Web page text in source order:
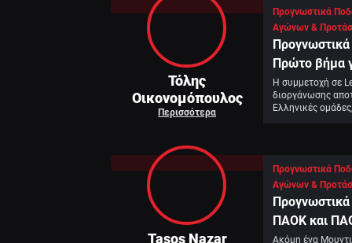
Τόλης
Οικονομόπουλος
Περισσότερα
Προγνωστικά
Αγώνων &
Πρώτο βήμα
Η συμμετοχή σε
διοργάνωσης
Ελληνικές
Tasos Nazar
Προγνωστικά
Αγώνων &
ΠΑΟΚ και
Ελλάδα
Ακόμη ένα